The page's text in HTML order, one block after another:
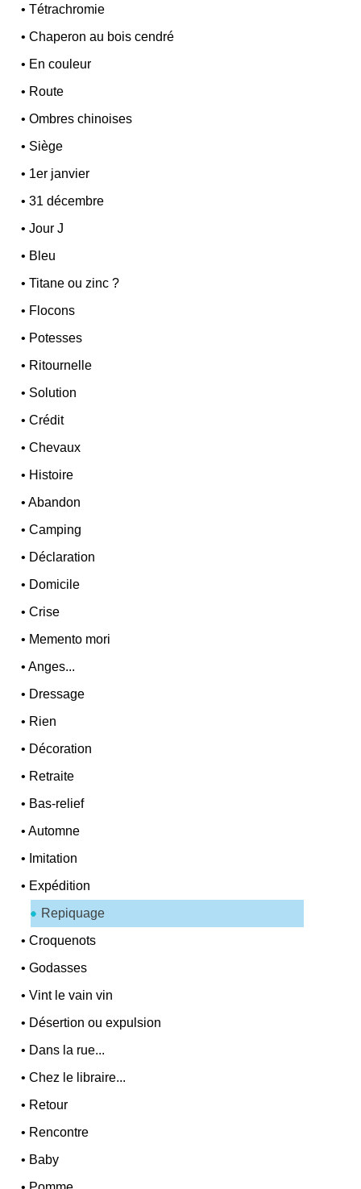
•Tétrachromie
•Chaperon au bois cendré
• En couleur
• Route
•Ombres chinoises
• Siège
• 1er janvier
•31 décembre
•Jour J
• Bleu
•Titane ou zinc ?
• Flocons
• Potesses
• Ritournelle
• Solution
•Crédit
•Chevaux
• Histoire
•Abandon
•Camping
• Déclaration
• Domicile
•Crise
• Memento mori
•Anges...
• Dressage
• Rien
• Décoration
• Retraite
• Bas-relief
•Automne
• Imitation
• Expédition
Repiquage
•Croquenots
•Godasses
•Vint le vain vin
• Désertion ou expulsion
• Dans la rue...
•Chez le libraire...
• Retour
• Rencontre
• Baby